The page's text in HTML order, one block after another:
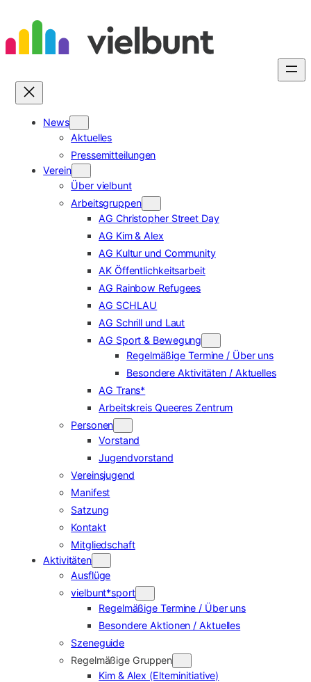
Inhalt
springen
News
Aktuelles
Pressemitteilungen
Verein
Über vielbunt
Arbeitsgruppen
AG Christopher Street Day
AG Kim & Alex
AG Kultur und Community
AK Öffentlichkeitsarbeit
AG Rainbow Refugees
AG SCHLAU
AG Schrill und Laut
AG Sport & Bewegung
Regelmäßige Termine / Über uns
Besondere Aktivitäten / Aktuelles
AG Trans*
Arbeitskreis Queeres Zentrum
Personen
Vorstand
Jugendvorstand
Vereinsjugend
Manifest
Satzung
Kontakt
Mitgliedschaft
Aktivitäten
Ausflüge
vielbunt*sport
Regelmäßige Termine / Über uns
Besondere Aktionen / Aktuelles
Szeneguide
Regelmäßige Gruppen
Kim & Alex (Elterninitiative)